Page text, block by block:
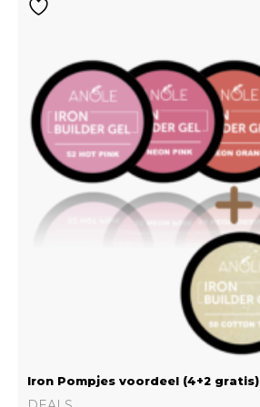
Iron Pompjes voordeel (4+2 gratis)